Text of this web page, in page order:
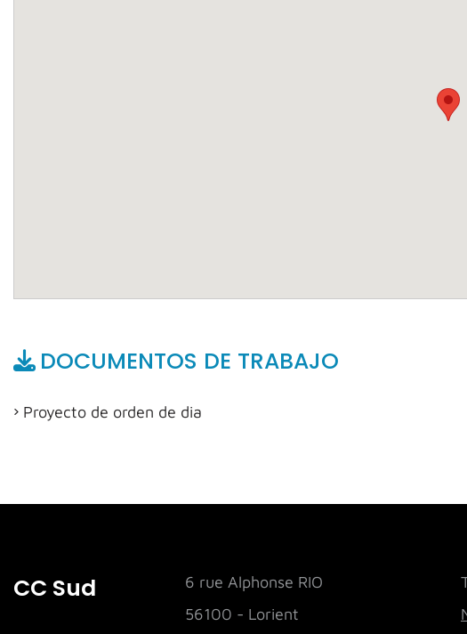
DOCUMENTOS DE TRABAJO
Proyecto de orden de dia
CC Sud
6 rue Alphonse RIO
56100 - Lorient